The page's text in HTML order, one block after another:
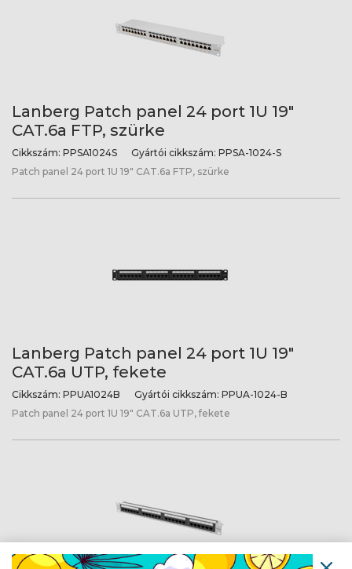
Lanberg Patch panel 24 port 1U 19"
CAT.6a FTP, szürke
Cikkszám: PPSA1024S Gyártói cikkszám: PPSA-1024-S
Patch panel 24 port 1U 19" CAT.6a FTP, szürke
Lanberg Patch panel 24 port 1U 19"
CAT.6a UTP, fekete
Cikkszám: PPUA1024B Gyártói cikkszám: PPUA-1024-B
Patch panel 24 port 1U 19" CAT.6a UTP, fekete